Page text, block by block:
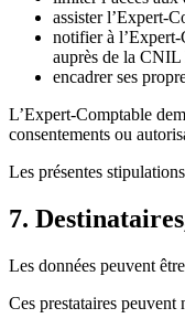
assister l’Expert-
notifier à l’Expert-
auprès de la
encadrer ses
L’Expert-Comptable
consentements ou
Les présentes
7.
Les données peuvent
Ces prestataires